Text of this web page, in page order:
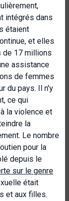
intégrés dans
étaient
et elles
de 17 millions
assistance
de femmes
du pays. Il n'y
ce qui
la violence et
la
Le nombre
pour la
depuis le
sur le genre
était
et aux filles.